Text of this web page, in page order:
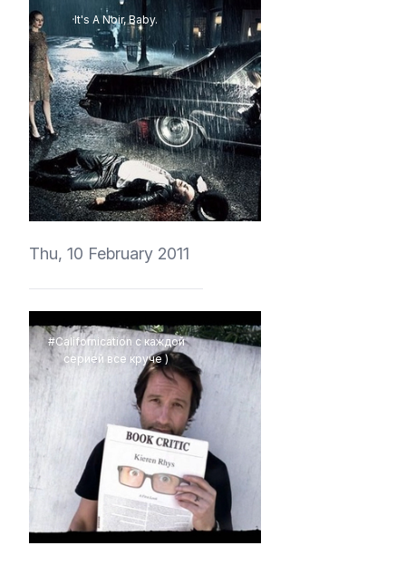
It's A Noir, Baby.
vedmich
Thu, 10 February 2011
#Californication с каждой
серией все круче )
vedmich